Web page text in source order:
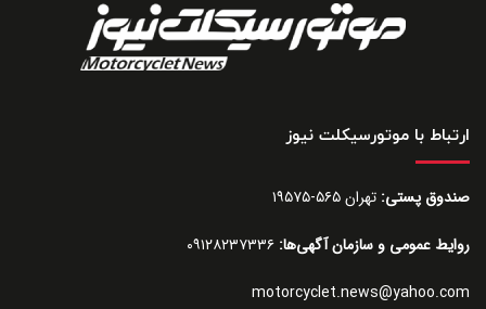
ارتباط با موتورسیکلت نیوز
صندوق پستی: تهران ۵۶۵-۱۹۵۷۵
روایط عمومی و سازمان آگهی‌ها:
motorcyclet.news@yahoo.com